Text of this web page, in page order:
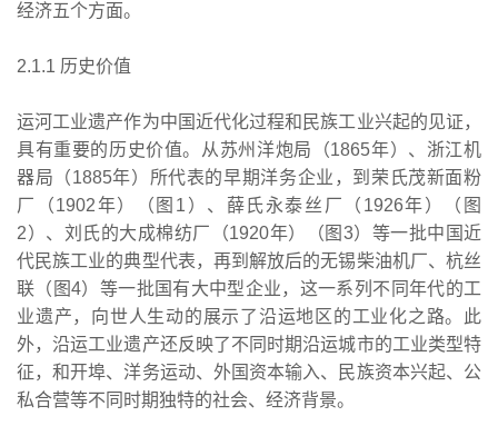
经济五个方面。
2.1.1 历史价值
运河工业遗产作为中国近代化过程和民族工业兴起的见证，
具有重要的历史价值。从苏州洋炮局（1865年）、浙江机
器局（1885年）所代表的早期洋务企业，到荣氏茂新面粉
厂（1902年）（图1）、薛氏永泰丝厂（1926年）（图
2）、刘氏的大成棉纺厂（1920年）（图3）等一批中国近
代民族工业的典型代表，再到解放后的无锡柴油机厂、杭丝
联（图4）等一批国有大中型企业，这一系列不同年代的工
业遗产，向世人生动的展示了沿运地区的工业化之路。此
外，沿运工业遗产还反映了不同时期沿运城市的工业类型特
征，和开埠、洋务运动、外国资本输入、民族资本兴起、公
私合营等不同时期独特的社会、经济背景。